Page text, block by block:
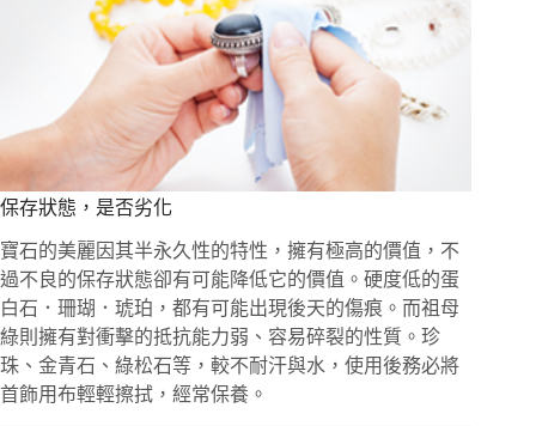
保存狀態，是否劣化
寶石的美麗因其半永久性的特性，擁有極高的價值，不
過不良的保存狀態卻有可能降低它的價值。硬度低的蛋
白石．珊瑚．琥珀，都有可能出現後天的傷痕。而祖母
綠則擁有對衝擊的抵抗能力弱、容易碎裂的性質。珍
珠、金青石、綠松石等，較不耐汗與水，使用後務必將
首飾用布輕輕擦拭，經常保養。